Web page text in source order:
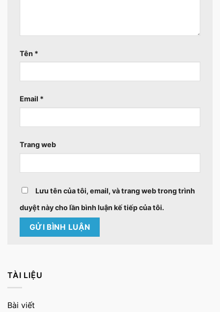
TÀI LIỆU
Bài viết
Tên *
Email *
Trang web
Lưu tên của tôi, email, và trang web trong trình
duyệt này cho lần bình luận kế tiếp của tôi.